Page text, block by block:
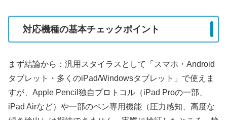
対応機種の基本チェックポイント
まず結論から：汎用スタイラスとして「スマホ・Android
タブレット・多くのiPad/Windowsタブレット」で使えま
すが、Apple Pencil独自プロトコル（iPad Proの一部、
iPad Airなど）や一部のペン専用機能（圧力感知、高度な